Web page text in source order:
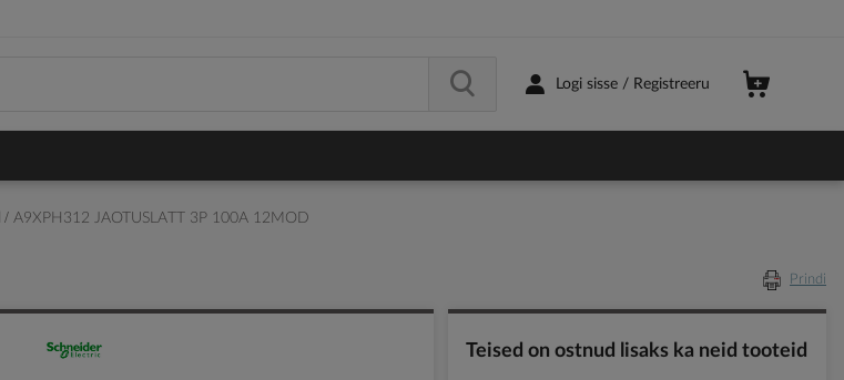
Logi sisse / Registreeru
A9XPH312 JAOTUSLATT 3P 100A 12MOD
Prindi
Teised on ostnud lisaks ka neid tooteid